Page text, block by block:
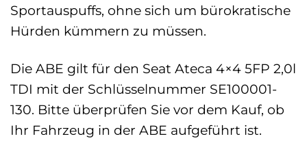
Sportauspuffs, ohne sich um bürokratische
Hürden kümmern zu müssen.
Die ABE gilt für den Seat Ateca 4×4 5FP 2,0l
TDI mit der Schlüsselnummer SE100001-
130. Bitte überprüfen Sie vor dem Kauf, ob
Ihr Fahrzeug in der ABE aufgeführt ist.